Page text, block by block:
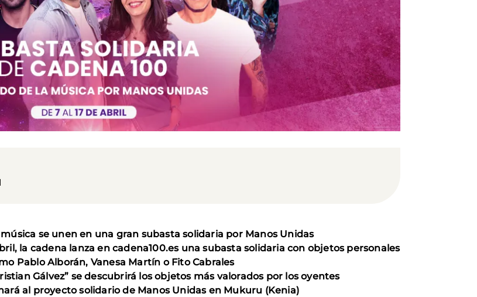
se unen en una gran subasta solidaria por Manos Unidas
la cadena lanza en cadena100.es una subasta solidaria con objetos personales
Pablo Alborán, Vanesa Martín o Fito Cabrales
Gálvez” se descubrirá los objetos más valorados por los oyentes
al proyecto solidario de Manos Unidas en Mukuru (Kenia)